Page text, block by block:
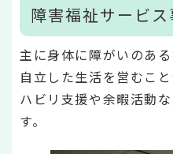
障害福祉サービ
主に身体に障がいのあ
自立した生活を営むこ
ハビリ支援や余暇活動
す。